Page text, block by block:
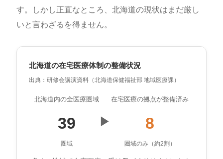
す。しかし正直なところ、北海道の現状はまだ厳し
いと言わざるを得ません。
北海道の在宅医療体制の整備状況
出典：研修会講演資料（北海道保健福祉部 地域医療課）
北海道内の全医療圏域
39
圏域
▶
在宅医療の拠点が整備済み
8
圏域のみ（約2割）